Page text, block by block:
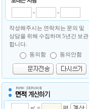
- -
작성해주시는 연락처는 문의 및
상담을 위해 수집하며 5년간 보관
합니다.
동의함
동의안함